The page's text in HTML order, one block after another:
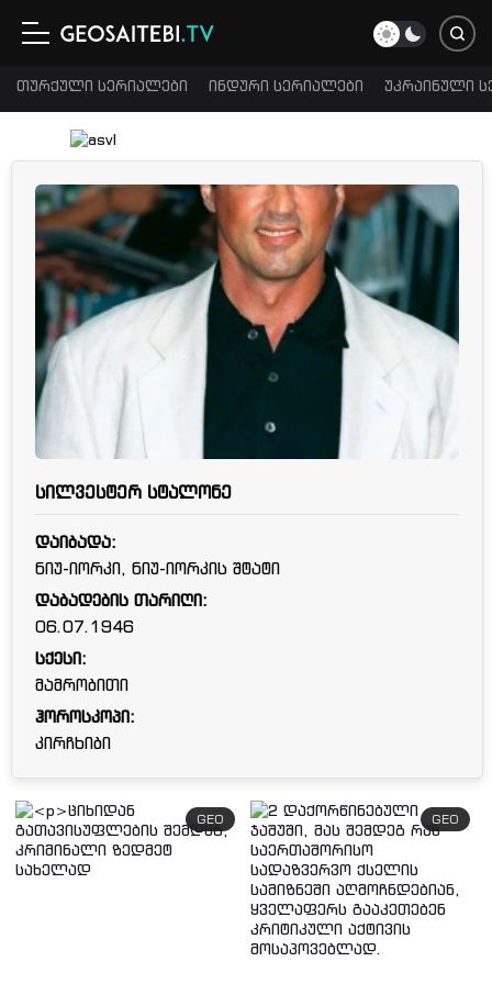
თურქული სერიალები ინდური სერიალები უკრაინული
სილვესტერ სტალონე
დაიბადა:
ნიუ-იორკი, ნიუ-იორკის შტატი
დაბადების თარიღი:
06.07.1946
სქესი:
მამრობითი
ჰოროსკოპი:
კირჩხიბი
GEO GEO